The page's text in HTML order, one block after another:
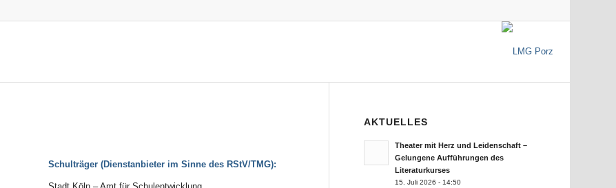
Schulträger (Dienstanbieter im Sinne des RStV/TMG):
AKTUELLES
Theater mit Herz und Leidenschaft –
Gelungene Aufführungen des
Literaturkurses
15. Juli 2026 - 14:50